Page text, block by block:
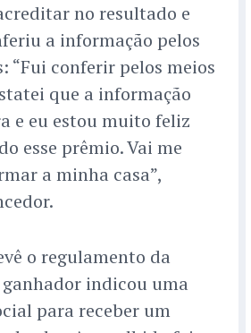
no resultado e
a informação pelos
“Fui conferir pelos meios
que a informação
e eu estou muito feliz
esse prêmio. Vai me
a minha casa”,
o regulamento da
indicou uma
para receber um